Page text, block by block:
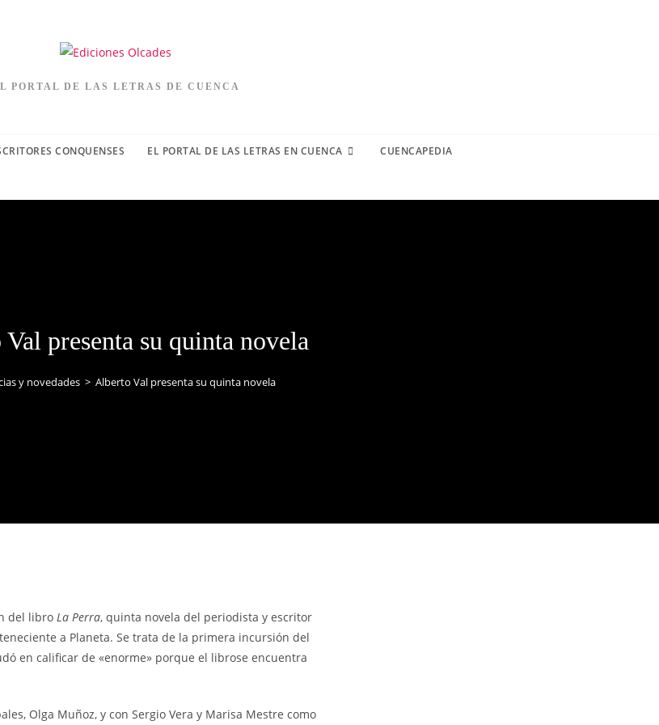
PORTAL DE LAS LETRAS DE CUENCA
CONQUENSES EL PORTAL DE LAS LETRAS EN CUENCA CUENCAPEDIA
presenta su quinta novela
y novedades > Alberto Val presenta su quinta novela
del libro La Perra, quinta novela del periodista y escritor
a Planeta. Se trata de la primera incursión del
en calificar de «enorme» porque el librose encuentra
Olga Muñoz, y con Sergio Vera y Marisa Mestre como